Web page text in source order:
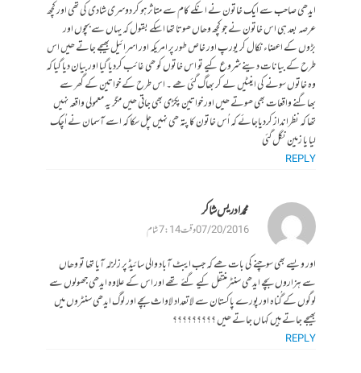
ایدھی صاحب سے ایک خاتون نے انکے کام سے متاثر ہو کر دوسری شادی کی تھی اور کچھ
عرصہ بعد ہی اس خاتون نے جو کچھ وھاں ھوتا تھا اسکے بقول کہ یہاں سے بچوں اور
بڑوں کے اعضاء نکال کر یورپ اور خاص طور پر امریکہ اور اسرائیل بھیجے جاتے ھیں اس
طرح کے بیانات دینے شروع کیے تو اس خاتوں کو ھی غائب کردیا گیا اور بیان دیا گیا کہ
وہ خاتوں سونے کی اینٹیں لے کر بھاگ گئی ھے ۔ اس طرح کے خواتین کے گھر سے
بھاگنے واقعات بھی ھوتے ھیں اور خواتین پکڑی بھی جاتی ھیں مگر یہ معمولی واقعہ نہیں
تھا کہ نظرانداز کردیاجائے کہ اُس خاتون کا پتہ ھی نہیں چل سکا کہ اسے آسمان نے اُچک
لیا یا زمین نگل گئی
REPLY
محمد ادریس شاکر
07/20/2016 وقت 7:14 شام
اور ویسے بھی سوچنے کی بات ھے کہ جب ایبٹ آباد والی سائیڈ پر زلزلہ آیا تھا تو وھاں
سے ہزاروں بچے ایدھی سنٹرمنتقل کیے گئے تھے اور اس کے علاوہ ایدھی جھولوں سے
لوگوں کے گُناہ اورپورے پاکستان سے لاتعداد لاواث بچے اور لوگ ایدھی سنٹروں میں
بھیجے جاتے ہیں کہاں جاتے ھیں ؟؟؟؟؟؟؟؟؟
REPLY